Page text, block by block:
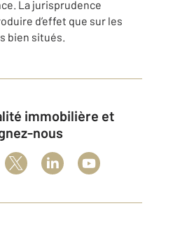
La jurisprudence
d’effet que sur les
bien situés.
nous